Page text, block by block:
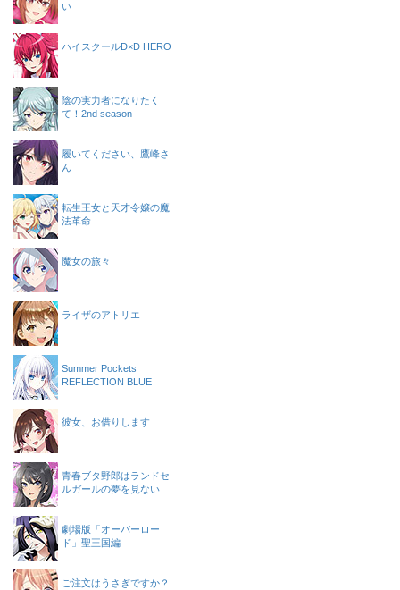
い
ハイスクールD×D HERO
陰の実力者になりたく
て！2nd season
履いてください、鷹峰さ
ん
転生王女と天才令嬢の魔
法革命
魔女の旅々
ライザのアトリエ
Summer Pockets
REFLECTION BLUE
彼女、お借りします
青春ブタ野郎はランドセ
ルガールの夢を見ない
劇場版「オーバーロー
ド」聖王国編
ご注文はうさぎですか？